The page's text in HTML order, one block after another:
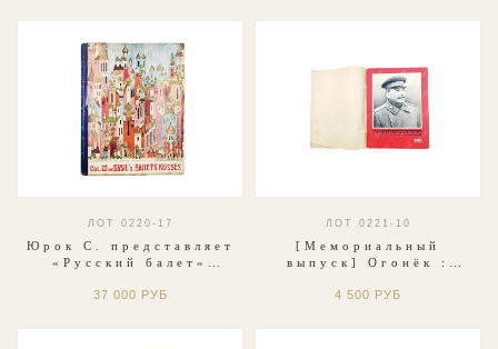
ЛОТ 0220-17
Юрок С. представляет
«Русский балет»
Базиля(Монте-Карло)
37 000 РУБ
ЛОТ 0221-10
[Мемориальный
выпуск] Огонёк :
за 15 марта 1953 г.
4 500 РУБ